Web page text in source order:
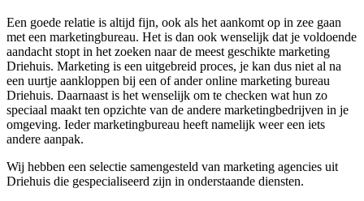
Een goede relatie is altijd fijn, ook als het aankomt op in zee gaan
met een marketingbureau. Het is dan ook wenselijk dat je voldoende
aandacht stopt in het zoeken naar de meest geschikte marketing
Driehuis. Marketing is een uitgebreid proces, je kan dus niet al na
een uurtje aankloppen bij een of ander online marketing bureau
Driehuis. Daarnaast is het wenselijk om te checken wat hun zo
speciaal maakt ten opzichte van de andere marketingbedrijven in je
omgeving. Ieder marketingbureau heeft namelijk weer een iets
andere aanpak.
Wij hebben een selectie samengesteld van marketing agencies uit
Driehuis die gespecialiseerd zijn in onderstaande diensten.